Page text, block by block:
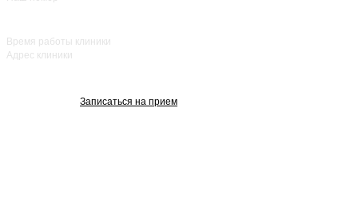
Время работы клиники
Адрес клиники
Записаться на прием